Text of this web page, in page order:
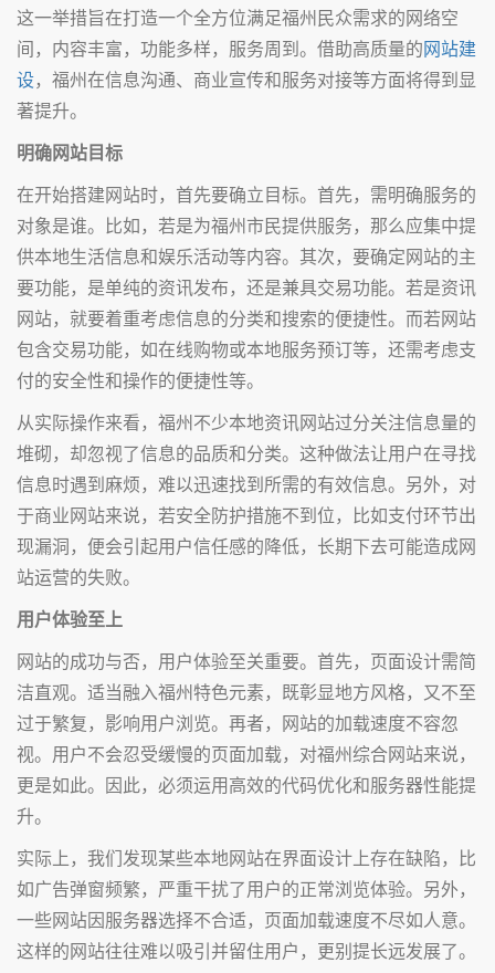
这一举措旨在打造一个全方位满足福州民众需求的网络空
间，内容丰富，功能多样，服务周到。借助高质量的网站建
设，福州在信息沟通、商业宣传和服务对接等方面将得到显
著提升。
明确网站目标
在开始搭建网站时，首先要确立目标。首先，需明确服务的
对象是谁。比如，若是为福州市民提供服务，那么应集中提
供本地生活信息和娱乐活动等内容。其次，要确定网站的主
要功能，是单纯的资讯发布，还是兼具交易功能。若是资讯
网站，就要着重考虑信息的分类和搜索的便捷性。而若网站
包含交易功能，如在线购物或本地服务预订等，还需考虑支
付的安全性和操作的便捷性等。
从实际操作来看，福州不少本地资讯网站过分关注信息量的
堆砌，却忽视了信息的品质和分类。这种做法让用户在寻找
信息时遇到麻烦，难以迅速找到所需的有效信息。另外，对
于商业网站来说，若安全防护措施不到位，比如支付环节出
现漏洞，便会引起用户信任感的降低，长期下去可能造成网
站运营的失败。
用户体验至上
网站的成功与否，用户体验至关重要。首先，页面设计需简
洁直观。适当融入福州特色元素，既彰显地方风格，又不至
过于繁复，影响用户浏览。再者，网站的加载速度不容忽
视。用户不会忍受缓慢的页面加载，对福州综合网站来说，
更是如此。因此，必须运用高效的代码优化和服务器性能提
升。
实际上，我们发现某些本地网站在界面设计上存在缺陷，比
如广告弹窗频繁，严重干扰了用户的正常浏览体验。另外，
一些网站因服务器选择不合适，页面加载速度不尽如人意。
这样的网站往往难以吸引并留住用户，更别提长远发展了。